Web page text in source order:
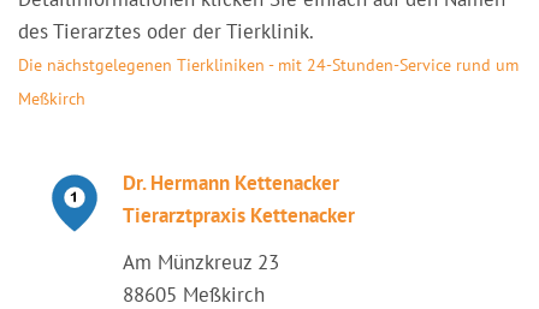
des Tierarztes oder der Tierklinik.
Die nächstgelegenen Tierkliniken - mit 24-Stunden-Service rund um
Meßkirch
Dr. Hermann Kettenacker
Tierarztpraxis Kettenacker
Am Münzkreuz 23
88605 Meßkirch